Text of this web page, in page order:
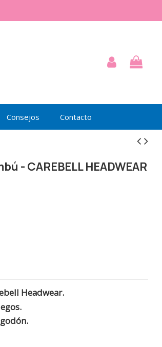
Consejos Contacto
- CAREBELL HEADWEAR
Headwear.